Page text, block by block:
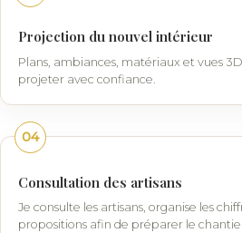
Projection du nouvel intérieur
Plans, ambiances, matériaux et vues
projeter avec confiance.
04
Consultation des artisans
Je consulte les artisans, organise les
propositions afin de préparer le